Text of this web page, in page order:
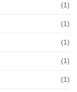
(1)
(1)
(1)
(1)
(1)